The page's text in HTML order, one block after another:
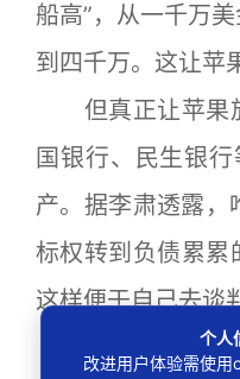
船高”，从一千万
到四千万。这让苹
但真正让苹果
国银行、民生银
产。据李肃透露，
标权转到负债累累
这样便于自己去谈
但香港法院
个人
改进用户体验需使用